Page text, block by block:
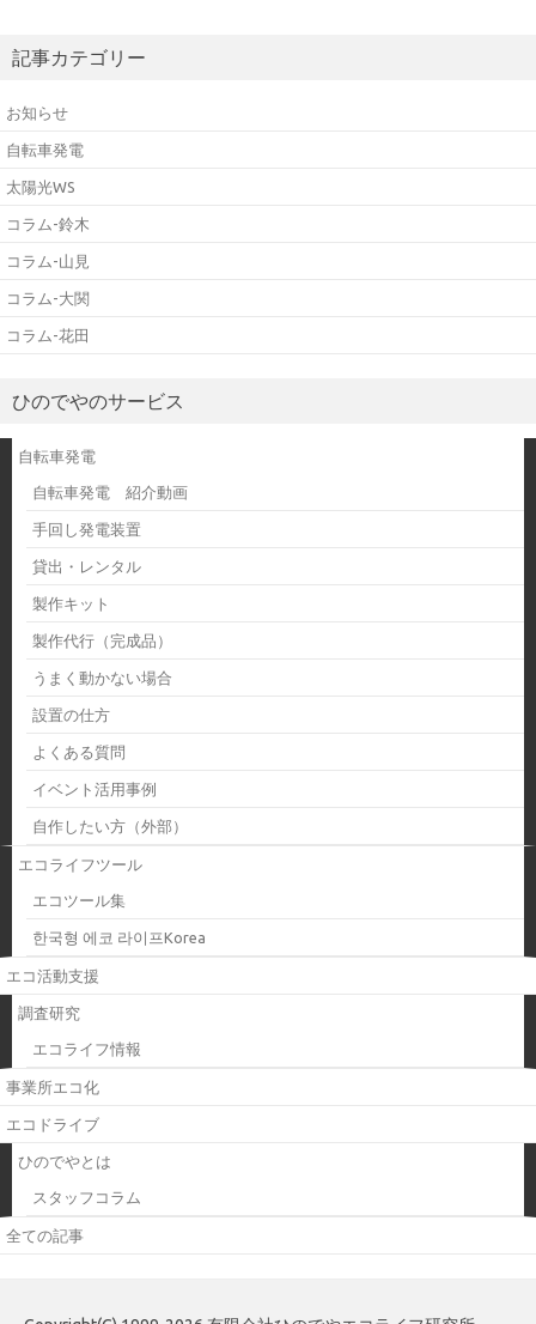
記事カテゴリー
お知らせ
自転車発電
太陽光WS
コラム-鈴木
コラム-山見
コラム-大関
コラム-花田
ひのでやのサービス
自転車発電
自転車発電 紹介動画
手回し発電装置
貸出・レンタル
製作キット
製作代行（完成品）
うまく動かない場合
設置の仕方
よくある質問
イベント活用事例
自作したい方（外部）
エコライフツール
エコツール集
한국형 에코 라이프Korea
エコ活動支援
調査研究
エコライフ情報
事業所エコ化
エコドライブ
ひのでやとは
スタッフコラム
全ての記事